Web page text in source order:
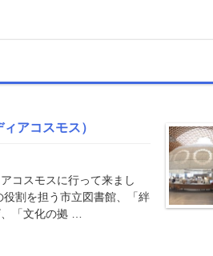
アコスモス）
コスモスに行って来まし
割を担う市立図書館、「絆
「文化の拠 …